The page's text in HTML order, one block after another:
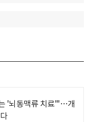
'뇌동맥류 치료'"…개